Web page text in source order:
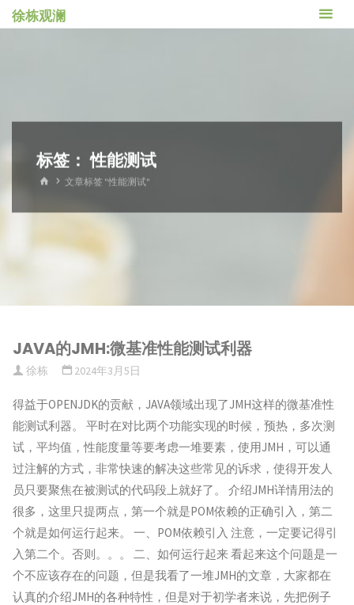
转
徐栋观澜
标签：性能测试
首 文章标签 "性能测试"
JAVA的JMH:微基准性能测试利器
徐栋 2024年3月5日
得益于OPENJDK的贡献，JAVA领域出现了JMH这样的微基准性
能测试利器。 平时在对比两个功能实现的时候，预热，多次测
试，平均值，性能度量等要考虑一堆要素，使用JMH，可以通
过注解的方式，非常快速的解决这些常见的诉求，使得开发人
员只要聚焦在被测试的代码段上就好了。 介绍JMH详情用法的
很多，这里只提两点，第一个就是POM依赖的正确引入，第二
个就是如何运行起来。 一、POM依赖引入 注意，一定要记得引
入第二个。否则。。。 二、如何运行起来 看起来这个问题是一
个不应该存在的问题，但是我看了一堆JMH的文章，大家都在
认真的介绍JMH的各种特性，但是对于初学者来说，先把例子